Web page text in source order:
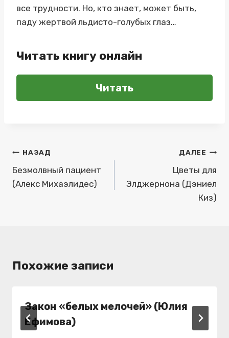
все трудности. Но, кто знает, может быть,
паду жертвой льдисто-голубых глаз…
Читать книгу онлайн
Читать
Навигация
по
записям
НАЗАД
Безмолвный пациент
(Алекс Михаэлидес)
ДАЛЕЕ
Цветы для
Элджернона (Дэниел
Киз)
Похожие записи
Закон «белых мелочей» (Юлия
Ефимова)